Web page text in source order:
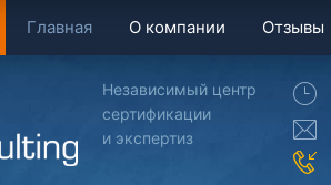
Главная О компании Отзывы
Независимый центр
сертификации
и экспертиз